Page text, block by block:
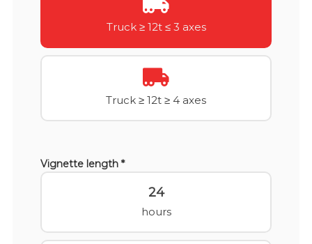
Truck ≥ 12t ≤ 3 axes
Truck ≥ 12t ≥ 4 axes
Vignette length *
24
hours